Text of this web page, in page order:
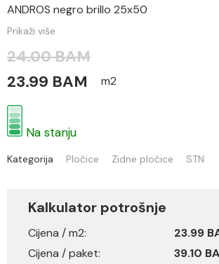
ANDROS negro brillo 25x50
Prikaži više
24.00 BAM
23.99 BAM
m2
Na stanju
Kategorija Pločice Zidne pločice STN
Kalkulator potrošnje
Cijena / m2:
23.99
Cijena / paket:
39.10